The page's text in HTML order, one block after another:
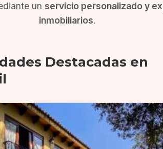
un servicio personalizado y
inmobiliarios.
Destacadas en